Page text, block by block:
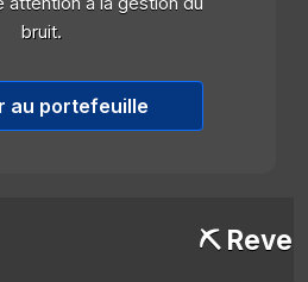
bruit.
au portefeuille
⛏️